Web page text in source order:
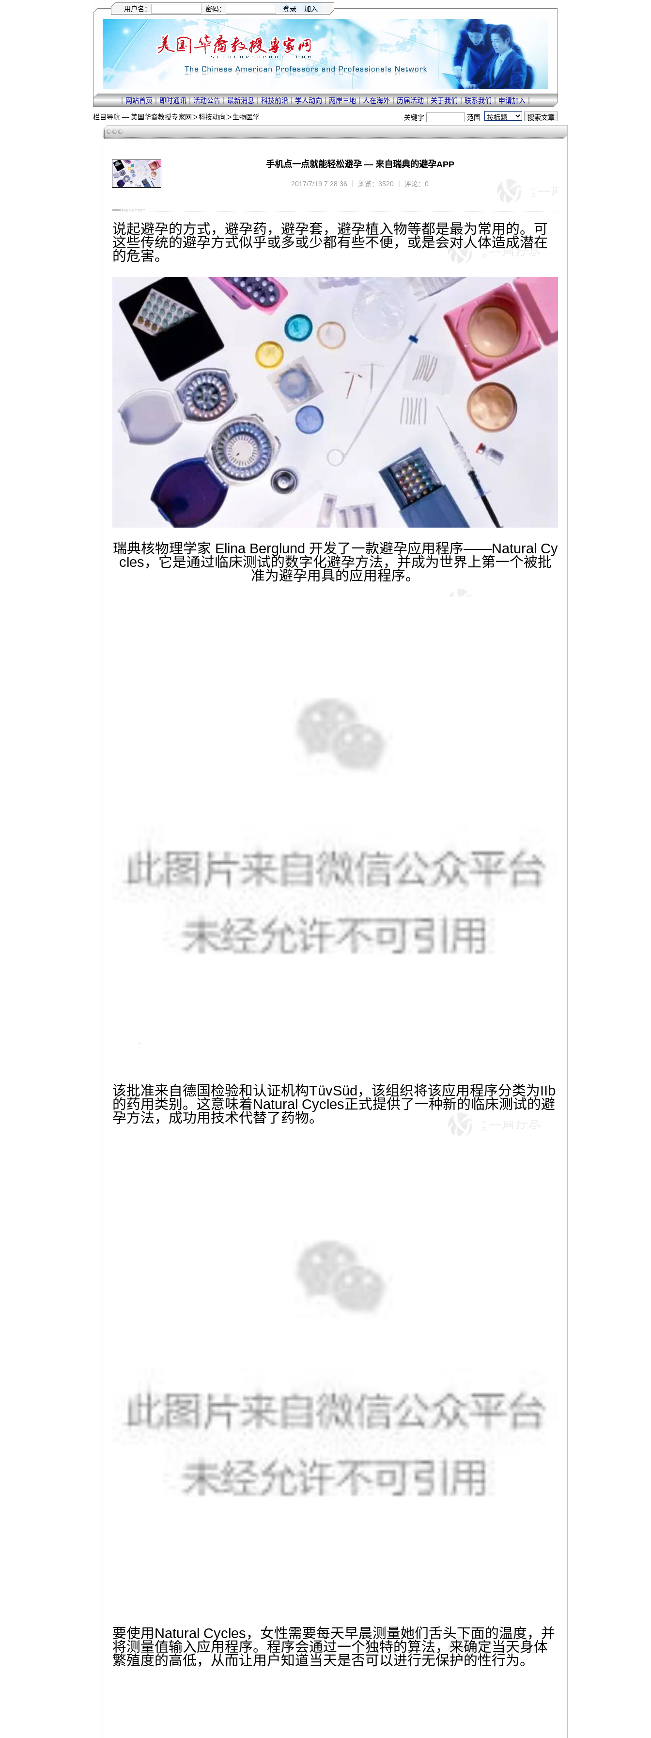
用户名： 密码：
｜网站首页｜即时通讯｜活动公告｜最新消息｜科技前沿｜学人动向｜两岸三地｜人在海外｜历届活动｜关于我们｜联系我们｜申请加入｜
栏目导航 — 美国华裔教授专家网＞科技动向＞生物医学 关键字 范围
手机点一点就能轻松避孕 — 来自瑞典的避孕APP
2017/7/19 7:28:36 ｜ 浏览：3520 ｜ 评论：0
说起避孕的方式，避孕药，避孕套，避孕植入物等都是最为常用的。可
这些传统的避孕方式似乎或多或少都有些不便，或是会对人体造成潜在
的危害。
瑞典核物理学家 Elina Berglund 开发了一款避孕应用程序——Natural Cy
cles，它是通过临床测试的数字化避孕方法，并成为世界上第一个被批
准为避孕用具的应用程序。
该批准来自德国检验和认证机构TüvSüd，该组织将该应用程序分类为IIb
的药用类别。这意味着Natural Cycles正式提供了一种新的临床测试的避
孕方法，成功用技术代替了药物。
要使用Natural Cycles，女性需要每天早晨测量她们舌头下面的温度，并
将测量值输入应用程序。程序会通过一个独特的算法，来确定当天身体
繁殖度的高低，从而让用户知道当天是否可以进行无保护的性行为。